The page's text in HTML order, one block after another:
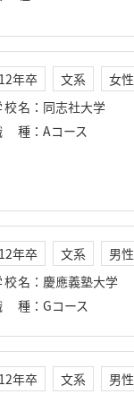
12年卒 文系
女性
校名 ： 同志社大学
種 ： Aコース
12年卒 文系
男性
校名 ： 慶應義塾大学
種 ： Gコース
12年卒 文系
男性